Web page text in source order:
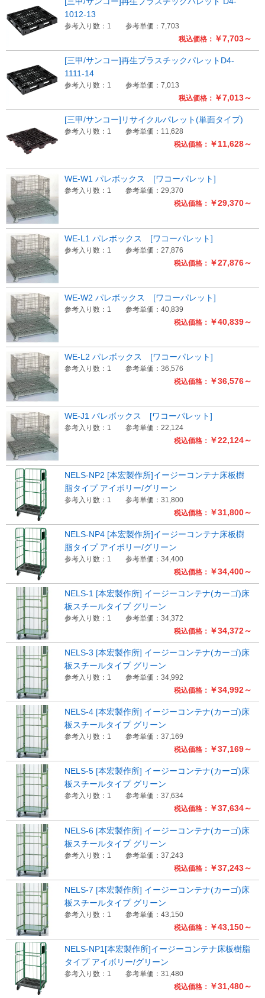
税込価格： ￥7,703～
1012-13
参考入り数：1 参考単価：7,703
税込価格： ￥7,013～
[三甲/サンコー]再生プラスチックパレットD4-
1111-14
参考入り数：1 参考単価：7,013
税込価格： ￥11,628～
[三甲/サンコー]リサイクルパレット(単面タイプ)
参考入り数：1 参考単価：11,628
税込価格： ￥29,370～
WE-W1 パレボックス [ワコーパレット]
参考入り数：1 参考単価：29,370
税込価格： ￥27,876～
WE-L1 パレボックス [ワコーパレット]
参考入り数：1 参考単価：27,876
税込価格： ￥40,839～
WE-W2 パレボックス [ワコーパレット]
参考入り数：1 参考単価：40,839
税込価格： ￥36,576～
WE-L2 パレボックス [ワコーパレット]
参考入り数：1 参考単価：36,576
税込価格： ￥22,124～
WE-J1 パレボックス [ワコーパレット]
参考入り数：1 参考単価：22,124
税込価格： ￥31,800～
NELS-NP2 [本宏製作所]イージーコンテナ床板樹
脂タイプ アイボリー/グリーン
参考入り数：1 参考単価：31,800
税込価格： ￥34,400～
NELS-NP4 [本宏製作所]イージーコンテナ床板樹
脂タイプ アイボリー/グリーン
参考入り数：1 参考単価：34,400
税込価格： ￥34,372～
NELS-1 [本宏製作所] イージーコンテナ(カーゴ)床
板スチールタイプ グリーン
参考入り数：1 参考単価：34,372
税込価格： ￥34,992～
NELS-3 [本宏製作所] イージーコンテナ(カーゴ)床
板スチールタイプ グリーン
参考入り数：1 参考単価：34,992
税込価格： ￥37,169～
NELS-4 [本宏製作所] イージーコンテナ(カーゴ)床
板スチールタイプ グリーン
参考入り数：1 参考単価：37,169
税込価格： ￥37,634～
NELS-5 [本宏製作所] イージーコンテナ(カーゴ)床
板スチールタイプ グリーン
参考入り数：1 参考単価：37,634
税込価格： ￥37,243～
NELS-6 [本宏製作所] イージーコンテナ(カーゴ)床
板スチールタイプ グリーン
参考入り数：1 参考単価：37,243
税込価格： ￥43,150～
NELS-7 [本宏製作所] イージーコンテナ(カーゴ)床
板スチールタイプ グリーン
参考入り数：1 参考単価：43,150
税込価格： ￥31,480～
NELS-NP1[本宏製作所]イージーコンテナ床板樹脂
タイプ アイボリー/グリーン
参考入り数：1 参考単価：31,480